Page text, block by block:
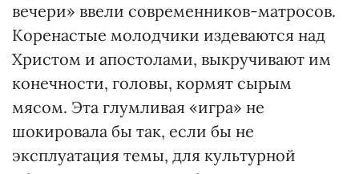
вечери» ввели современников-матросов.
Коренастые молодчики издеваются над
Христом и апостолами, выкручивают им
конечности, головы, кормят сырым
мясом. Эта глумливая «игра» не
шокировала бы так, если бы не
эксплуатация темы, для культурной